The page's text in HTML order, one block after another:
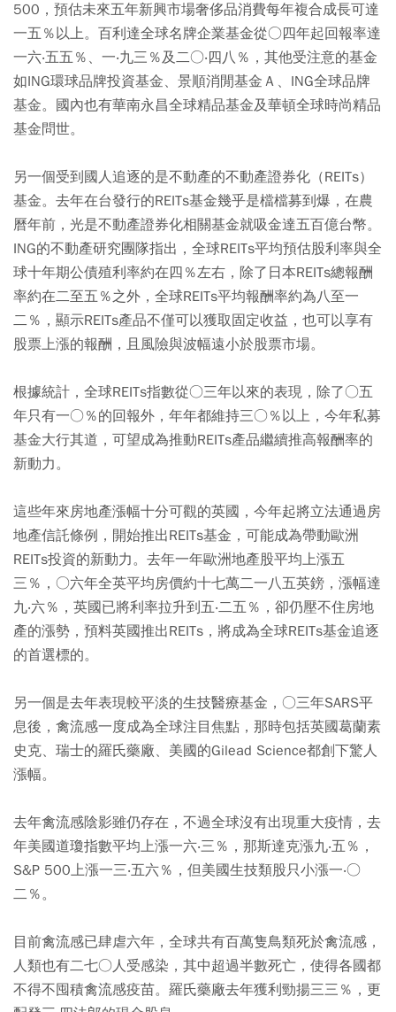
500，預估未來五年新興市場奢侈品消費每年複合成長可達
一五％以上。百利達全球名牌企業基金從○四年起回報率達
一六‧五五％、一‧九三％及二○‧四八％，其他受注意的基金
如ING環球品牌投資基金、景順消閒基金Ａ、ING全球品牌
基金。國內也有華南永昌全球精品基金及華頓全球時尚精品
基金問世。
另一個受到國人追逐的是不動產的不動產證券化（REITs）
基金。去年在台發行的REITs基金幾乎是檔檔募到爆，在農
曆年前，光是不動產證券化相關基金就吸金達五百億台幣。
ING的不動產研究團隊指出，全球REITs平均預估股利率與全
球十年期公債殖利率約在四％左右，除了日本REITs總報酬
率約在二至五％之外，全球REITs平均報酬率約為八至一
二％，顯示REITs產品不僅可以獲取固定收益，也可以享有
股票上漲的報酬，且風險與波幅遠小於股票市場。
根據統計，全球REITs指數從○三年以來的表現，除了○五
年只有一○％的回報外，年年都維持三○％以上，今年私募
基金大行其道，可望成為推動REITs產品繼續推高報酬率的
新動力。
這些年來房地產漲幅十分可觀的英國，今年起將立法通過房
地產信託條例，開始推出REITs基金，可能成為帶動歐洲
REITs投資的新動力。去年一年歐洲地產股平均上漲五
三％，○六年全英平均房價約十七萬二一八五英鎊，漲幅達
九‧六％，英國已將利率拉升到五‧二五％，卻仍壓不住房地
產的漲勢，預料英國推出REITs，將成為全球REITs基金追逐
的首選標的。
另一個是去年表現較平淡的生技醫療基金，○三年SARS平
息後，禽流感一度成為全球注目焦點，那時包括英國葛蘭素
史克、瑞士的羅氏藥廠、美國的Gilead Science都創下驚人
漲幅。
去年禽流感陰影雖仍存在，不過全球沒有出現重大疫情，去
年美國道瓊指數平均上漲一六‧三％，那斯達克漲九‧五％，
S&P 500上漲一三‧五六％，但美國生技類股只小漲一‧○
二％。
目前禽流感已肆虐六年，全球共有百萬隻鳥類死於禽流感，
人類也有二七○人受感染，其中超過半數死亡，使得各國都
不得不囤積禽流感疫苗。羅氏藥廠去年獲利勁揚三三％，更